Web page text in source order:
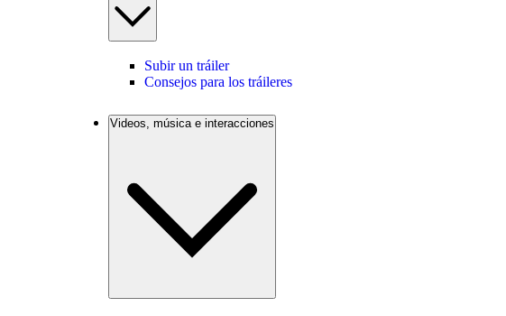
Subir un tráiler
Consejos para los tráileres
Videos, música e interacciones